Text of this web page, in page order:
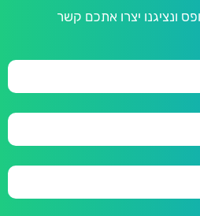
ונציגנו יצרו אתכם קשר